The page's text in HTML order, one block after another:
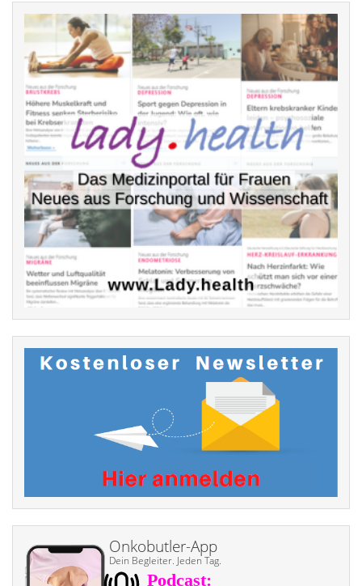
Onkobutler-App
Dein Begleiter. Jeden Tag.